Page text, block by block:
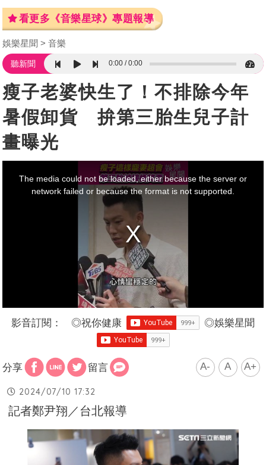
看更多《音樂星球》專題報導
娛樂星聞 音樂
聽新聞 0:00 0:00
瘦子老婆快生了！不排除今年
暑假卸貨 拚第三胎生兒子計
畫曝光
The media could not be loaded, either because the server or
network failed or because the format is not supported.
影音訂閱： ◎祝你健康 ◎娛樂星聞
分享 留言 A- A A+
2024/07/10 17:32
記者鄭尹翔／台北報導